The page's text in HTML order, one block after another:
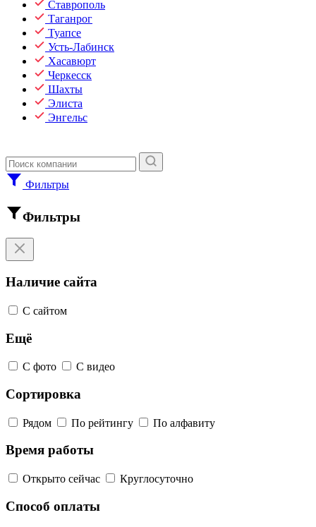
Ставрополь
Таганрог
Туапсе
Усть-Лабинск
Хасавюрт
Черкесск
Шахты
Элиста
Энгельс
Фильтры
Фильтры
Наличие сайта
С сайтом
Ещё
С фото С видео
Сортировка
Рядом По рейтингу По алфавиту
Время работы
Открыто сейчас Круглосуточно
Способ оплаты